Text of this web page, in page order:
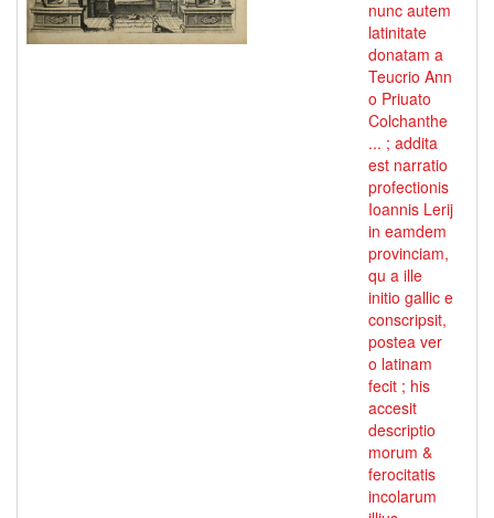
nunc autem
latinitate
donatam a
Teucrio Ann
o Priuato
Colchanthe
... ; addita
est narratio
profectionis
Ioannis Lerij
in eamdem
provinciam,
qu a ille
initio gallic e
conscripsit,
postea ver
o latinam
fecit ; his
accesit
descriptio
morum &
ferocitatis
incolarum